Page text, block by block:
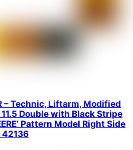
– Technic, Liftarm, Modified
Double with Black Stripe
Pattern Model Right Side
42136